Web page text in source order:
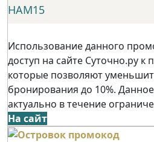
НАМ15
Использование данного
доступ на сайте Суточно.ру
которые позволяют
бронирования до 10%.
актуально в течение
На сайт